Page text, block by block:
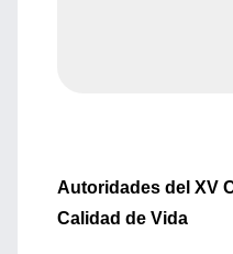
Autoridades del XV
Calidad de Vida